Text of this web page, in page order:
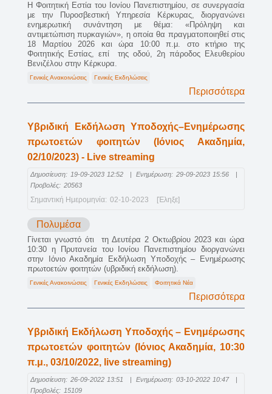
Η Φοιτητική Εστία του Ιονίου Πανεπιστημίου, σε συνεργασία
με την Πυροσβεστική Υπηρεσία Κέρκυρας, διοργανώνει
ενημερωτική συνάντηση με θέμα: «Πρόληψη και
αντιμετώπιση πυρκαγιών», η οποία θα πραγματοποιηθεί στις
18 Μαρτίου 2026 και ώρα 10:00 π.μ. στο κτήριο της
Φοιτητικής Εστίας, επί της οδού, 2η πάροδος Ελευθερίου
Βενιζέλου στην Κέρκυρα.
Γενικές Ανακοινώσεις Γενικές Εκδηλώσεις
Περισσότερα
Υβριδική Εκδήλωση Υποδοχής–Ενημέρωσης
πρωτοετών φοιτητών (Ιόνιος Ακαδημία,
02/10/2023) - Live streaming
Δημοσίευση: 19-09-2023 12:52 | Ενημέρωση: 29-09-2023 15:56
|
Προβολές: 20563
Σημαντική Ημερομηνία: 02-10-2023 [Έληξε]
Πολυμέσα
Γίνεται γνωστό ότι τη Δευτέρα 2 Οκτωβρίου 2023 και ώρα
10:30 η Πρυτανεία του Ιονίου Πανεπιστημίου διοργανώνει
στην Ιόνιο Ακαδημία Εκδήλωση Υποδοχής – Ενημέρωσης
πρωτοετών φοιτητών (υβριδική εκδήλωση).
Γενικές Ανακοινώσεις Γενικές Εκδηλώσεις Φοιτητικά Νέα
Περισσότερα
Υβριδική Εκδήλωση Υποδοχής – Ενημέρωσης
πρωτοετών φοιτητών (Ιόνιος Ακαδημία, 10:30
π.μ., 03/10/2022, live streaming)
Δημοσίευση: 26-09-2022 13:51 | Ενημέρωση: 03-10-2022 10:47
|
Προβολές: 15109